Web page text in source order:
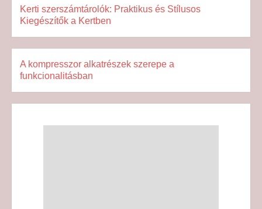
Kerti szerszámtárolók: Praktikus és Stílusos
Kiegészítők a Kertben
A kompresszor alkatrészek szerepe a
funkcionalitásban